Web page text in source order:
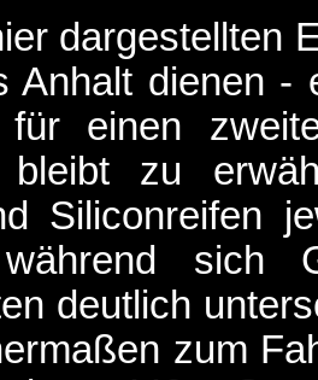
dargestellten
Anhalt dienen -
einen
bleibt zu
Siliconreifen
während sich
deutlich
zum